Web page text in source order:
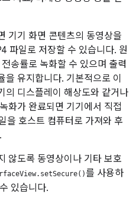
기기 화면 콘텐츠의 동영상을
파일로 저장할 수 있습니다. 원
송률로 녹화할 수 있으며 출력
유지합니다. 기본적으로 이
의 디스플레이 해상도와 같거나
화가 완료되면 기기에서 직접
을 호스트 컴퓨터로 가져와 후
않도록 동영상이나 기타 보호
를 사용하
있습니다.